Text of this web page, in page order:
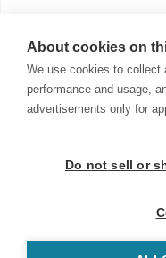
About cookies on
We use cookies to collect
performance and usage,
advertisements only for
Do not sell or